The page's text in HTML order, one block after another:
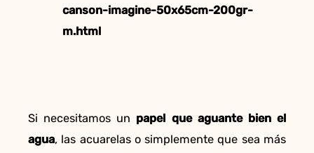
canson-imagine-50x65cm-200gr-
m.html
Si necesitamos un papel que aguante bien el
agua, las acuarelas o simplemente que sea más